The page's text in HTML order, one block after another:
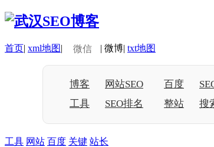
首页| xml地图| 微信 | 微博| txt地图
博客 网站SEO 百度
工具
SEO排名 整站 搜
工具 网站 百度 关键 站长